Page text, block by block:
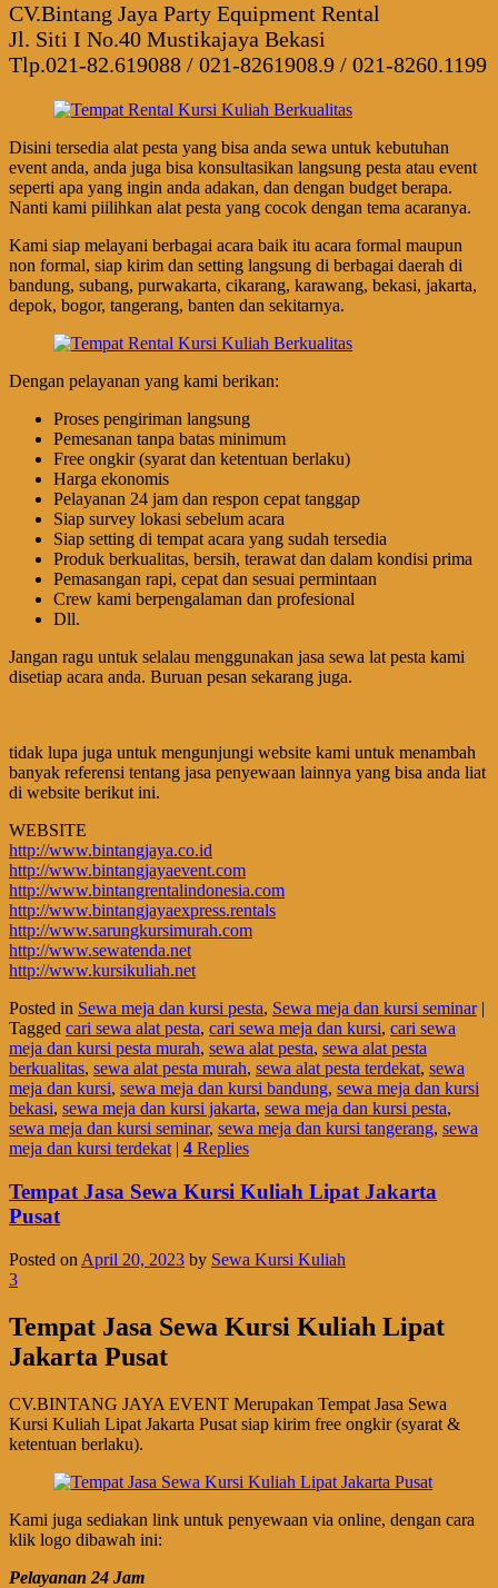
CV.Bintang Jaya Party Equipment Rental
Jl. Siti I No.40 Mustikajaya Bekasi
Tlp.021-82.619088 / 021-8261908.9 / 021-8260.1199
Disini tersedia alat pesta yang bisa anda sewa untuk kebutuhan
event anda, anda juga bisa konsultasikan langsung pesta atau event
seperti apa yang ingin anda adakan, dan dengan budget berapa.
Nanti kami piilihkan alat pesta yang cocok dengan tema acaranya.
Kami siap melayani berbagai acara baik itu acara formal maupun
non formal, siap kirim dan setting langsung di berbagai daerah di
bandung, subang, purwakarta, cikarang, karawang, bekasi, jakarta,
depok, bogor, tangerang, banten dan sekitarnya.
Dengan pelayanan yang kami berikan:
Proses pengiriman langsung
Pemesanan tanpa batas minimum
Free ongkir (syarat dan ketentuan berlaku)
Harga ekonomis
Pelayanan 24 jam dan respon cepat tanggap
Siap survey lokasi sebelum acara
Siap setting di tempat acara yang sudah tersedia
Produk berkualitas, bersih, terawat dan dalam kondisi prima
Pemasangan rapi, cepat dan sesuai permintaan
Crew kami berpengalaman dan profesional
Dll.
Jangan ragu untuk selalau menggunakan jasa sewa lat pesta kami
disetiap acara anda. Buruan pesan sekarang juga.
tidak lupa juga untuk mengunjungi website kami untuk menambah
banyak referensi tentang jasa penyewaan lainnya yang bisa anda liat
di website berikut ini.
WEBSITE
http://www.bintangjaya.co.id
http://www.bintangjayaevent.com
http://www.bintangrentalindonesia.com
http://www.bintangjayaexpress.rentals
http://www.sarungkursimurah.com
http://www.sewatenda.net
http://www.kursikuliah.net
Posted in Sewa meja dan kursi pesta, Sewa meja dan kursi seminar |
Tagged cari sewa alat pesta, cari sewa meja dan kursi, cari sewa
meja dan kursi pesta murah, sewa alat pesta, sewa alat pesta
berkualitas, sewa alat pesta murah, sewa alat pesta terdekat, sewa
meja dan kursi, sewa meja dan kursi bandung, sewa meja dan kursi
bekasi, sewa meja dan kursi jakarta, sewa meja dan kursi pesta,
sewa meja dan kursi seminar, sewa meja dan kursi tangerang, sewa
meja dan kursi terdekat | 4 Replies
Tempat Jasa Sewa Kursi Kuliah Lipat Jakarta
Pusat
Posted on April 20, 2023 by Sewa Kursi Kuliah
3
Tempat Jasa Sewa Kursi Kuliah Lipat
Jakarta Pusat
CV.BINTANG JAYA EVENT Merupakan Tempat Jasa Sewa
Kursi Kuliah Lipat Jakarta Pusat siap kirim free ongkir (syarat &
ketentuan berlaku).
Kami juga sediakan link untuk penyewaan via online, dengan cara
klik logo dibawah ini:
Pelayanan 24 Jam